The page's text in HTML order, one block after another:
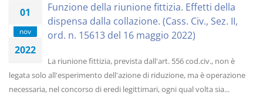
01
nov
2022
Funzione della riunione fittizia. Effetti della
dispensa dalla collazione. (Cass. Civ., Sez. II,
ord. n. 15613 del 16 maggio 2022)
La riunione fittizia, prevista dall'art. 556 cod.civ., non è
legata solo all'esperimento dell'azione di riduzione, ma è operazione
necessaria, nel concorso di eredi legittimari, ogni qual volta sia...